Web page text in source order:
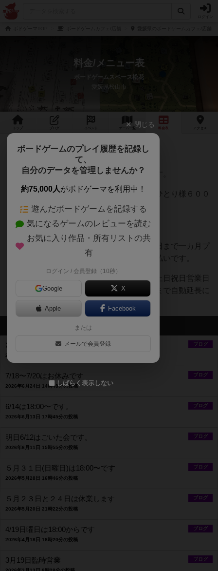
料金/メニュー表
ボードゲームスペース松花
愛媛県松山市
ゲーム 一覧 料金 アクセス
【利用料金】
２時間までおひとり様３００円、後払いです。
２時間を超えるとフリータイムとなり、おひとり様６００
円、後払いです。
【月会員】
月会員はおひとり２５００円で、翌月の同日まで一カ月プ
ラス１日間フリータイム利用できます。前払いです。
月会員期間中に、店の都合でフルタイムの土日祝日営業日
が８日間含まれないときは、次の土日祝日まで自動延長に
ブログ
次のごいた会は８月１３日
2026年7月25日 15時21分の投稿
ブログ
7/18〜7/20はお休みです
2026年6月24日 14時48分の投稿
ブログ
6/14は18:00〜です。
2026年6月13日 17時45分の投稿
ブログ
明日6/12はごいた会です。
2026年6月11日 15時55分の投稿
ブログ
５月３１日(日曜日)は18:00〜です
2026年5月28日 16時46分の投稿
ブログ
５月２３日と２４日は休業します
2026年5月20日 21時22分の投稿
ブログ
4/19日曜日は18:00からです
2026年4月18日 18時20分の投稿
ブログ
3月19日臨時営業
閉じる
ボードゲームのプレイ履歴を記録し
て、
自分のデータを管理しませんか？
約75,000人がボドゲーマを利用中！
遊んだボードゲームを記録する
気になるゲームのレビューを読む
お気に入り作品・所有リストの共
有
ログイン / 会員登録（10秒）
Google X
Apple Facebook
または
メールで会員登録
しばらく表示しない